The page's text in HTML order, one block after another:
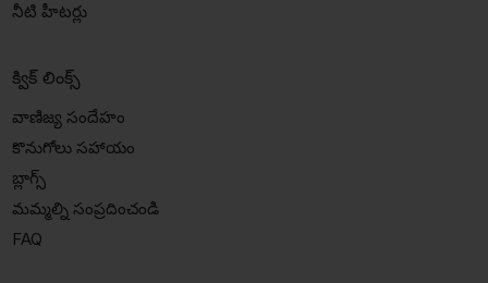
నీటి హీటర్లు
క్విక్ లింక్స్
వాణిజ్య సందేహం
కొనుగోలు సహాయం
బ్లాగ్స్
మమ్మల్ని సంప్రదించండి
FAQ